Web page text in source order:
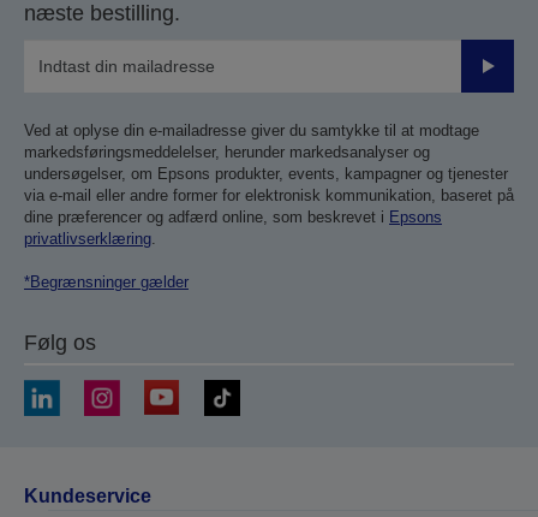
næste bestilling.
Send
Ved at oplyse din e-mailadresse giver du samtykke til at modtage
markedsføringsmeddelelser, herunder markedsanalyser og
undersøgelser, om Epsons produkter, events, kampagner og tjenester
via e-mail eller andre former for elektronisk kommunikation, baseret på
dine præferencer og adfærd online, som beskrevet i Epsons
privatlivserklæring.
*Begrænsninger gælder
Følg os
Kundeservice